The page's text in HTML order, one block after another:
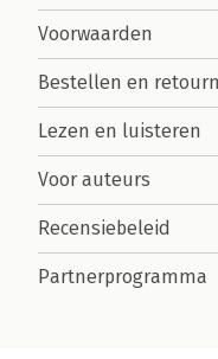
Voorwaarden
Bestellen en
Lezen en luisteren
Voor auteurs
Recensiebeleid
Partnerprogramma